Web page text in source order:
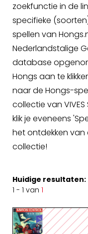
zoekfunctie in de
specifieke
spellen van
Nederlandstalige
database
Hongs aan te
naar de Hongs-
collectie van
klik je eveneens
het ontdekken
collectie!
Huidige resultaten:
1 - 1 van 1